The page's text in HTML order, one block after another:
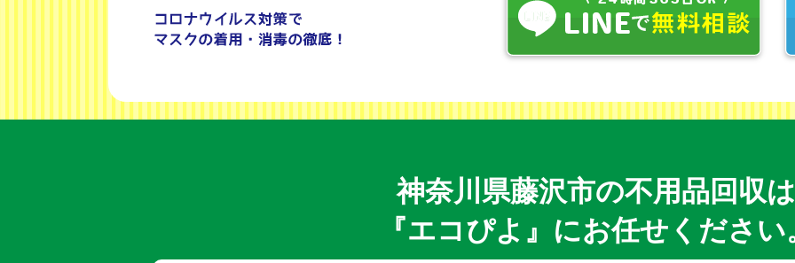
神奈川県藤沢市の不用品回収は
『エコぴよ』にお任せください